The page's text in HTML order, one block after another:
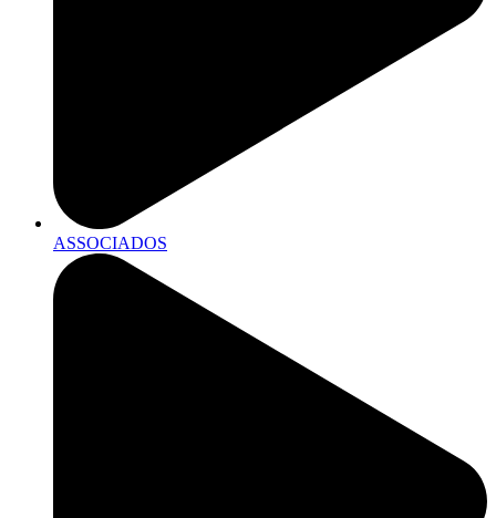
ASSOCIADOS